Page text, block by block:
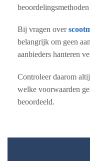
Bij vragen over
belangrijk om geen
aanbieders hanteren
Controleer daarom
welke voorwaarden
beoordeeld.